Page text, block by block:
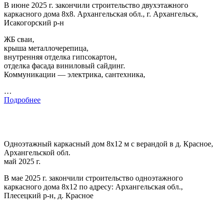
В июне 2025 г. закончили строительство двухэтажного
каркасного дома 8х8. Архангельская обл., г. Архангельск,
Исакогорский р-н
ЖБ сваи,
крыша металлочерепица,
внутренняя отделка гипсокартон,
отделка фасада виниловый сайдинг.
Коммуникации — электрика, сантехника,
…
Подробнее
Одноэтажный каркасный дом 8х12 м с верандой в д. Красное,
Архангельской обл.
май 2025 г.
В мае 2025 г. закончили строительство одноэтажного
каркасного дома 8х12 по адресу: Архангельская обл.,
Плесецкий р-н, д. Красное